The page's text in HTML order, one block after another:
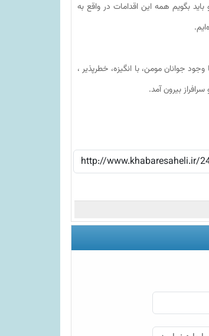
بگویم همه این اقدامات در واقع به
جوانان مومن، با انگیزه، خطرپذیر ،
بیرون آمد.